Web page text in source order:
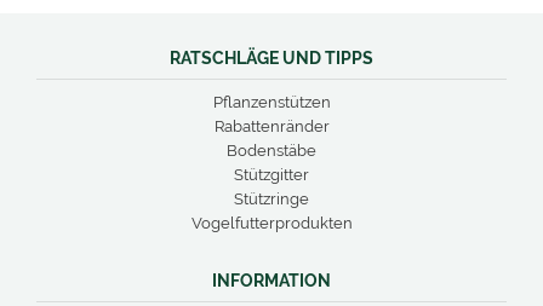
RATSCHLÄGE UND TIPPS
Pflanzenstützen
Rabattenränder
Bodenstäbe
Stützgitter
Stützringe
Vogelfutterprodukten
INFORMATION